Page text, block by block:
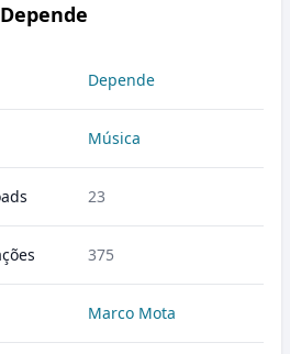
Depende
Depende
Música
23
375
Marco Mota